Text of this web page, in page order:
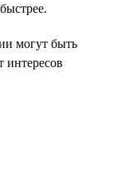
могут быть
интересов